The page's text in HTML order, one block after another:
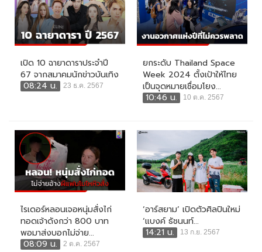
เปิด 10 ฉายาดาราประจำปี
67 จากสมาคมนักข่าวบันเทิง
08:24 น.
23 ธ.ค. 2567
ยกระดับ Thailand Space
Week 2024 ตั้งเป้าให้ไทย
เป็นจุดหมายเชื่อมโยง...
10:46 น.
10 ต.ค. 2567
ไรเดอร์หลอนเจอหนุ่มสั่งไก่
ทอดเจ้าดังกว่า 800 บาท
พอมาส่งบอกไม่จ่าย...
08:09 น.
2 ต.ค. 2567
‘อาร์สยาม’ เปิดตัวศิลปินใหม่
‘แบงค์ ธัชนนท์...
14:21 น.
13 ก.ย. 2567